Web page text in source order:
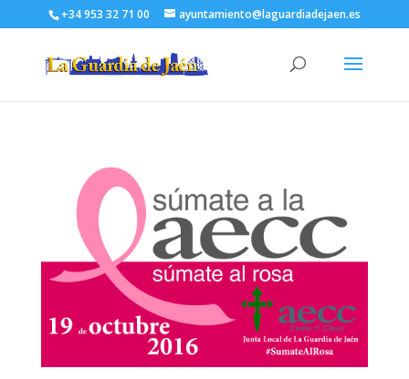
+34 953 32 71 00 ayuntamiento@laguardiadejaen.es